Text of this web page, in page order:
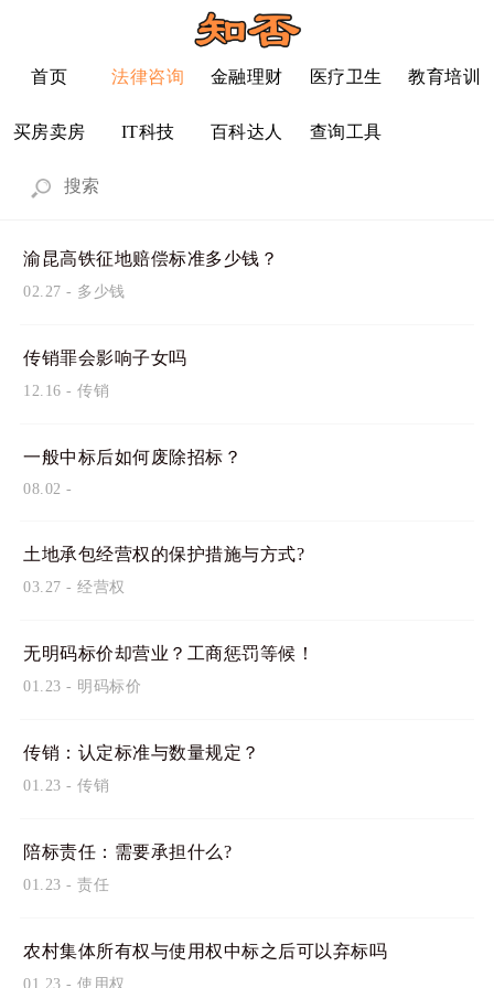
首页 法律咨询 金融理财 医疗卫生 教育培训
买房卖房 IT科技 百科达人 查询工具
渝昆高铁征地赔偿标准多少钱？
02.27- 多少钱
传销罪会影响子女吗
12.16-传销
一般中标后如何废除招标？
08.02-
土地承包经营权的保护措施与方式?
03.27-经营权
无明码标价却营业？工商惩罚等候！
01.23- 明码标价
传销：认定标准与数量规定？
01.23-传销
陪标责任：需要承担什么?
01.23-责任
农村集体所有权与使用权中标之后可以弃标吗
01.23-使用权